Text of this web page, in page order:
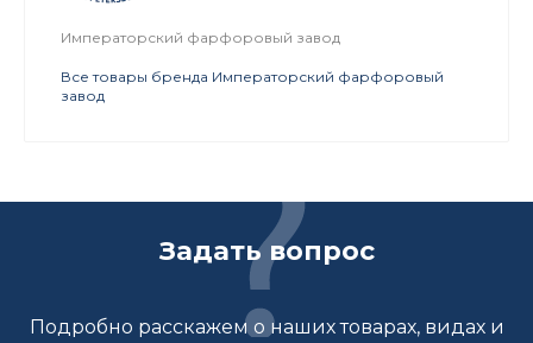
Императорский фарфоровый завод
Все товары бренда Императорский фарфоровый
завод
Задать вопрос
Подробно расскажем о наших товарах, видах и